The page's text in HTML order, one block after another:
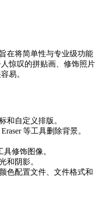
在将简单性与专业级功能
惊叹的拼贴画、修饰照片
易。
和自定义排版。
等工具删除背景。
具修饰图像。
和阴影。
色配置文件、文件格式和